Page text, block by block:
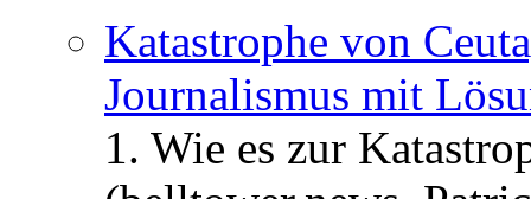
Katastrophe von
Journalismus mit
1. Wie es zur